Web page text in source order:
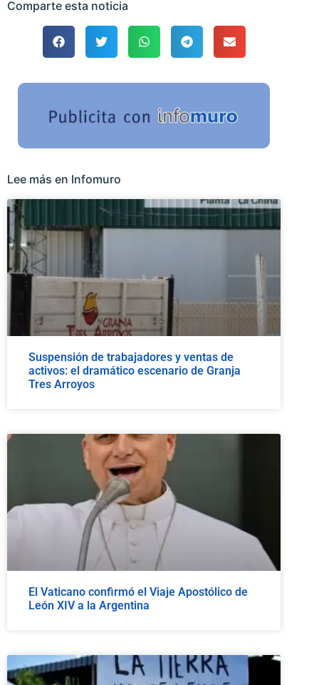
Comparte esta noticia
Lee más en Infomuro
Suspensión de trabajadores y ventas de
activos: el dramático escenario de Granja
Tres Arroyos
El Vaticano confirmó el Viaje Apostólico de
León XIV a la Argentina